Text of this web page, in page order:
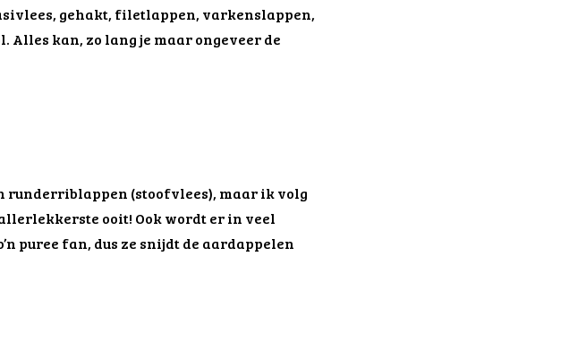
gehakt, filetlappen, varkenslappen,
kan, zo lang je maar ongeveer de
runderriblappen (stoofvlees), maar ik volg
ooit! Ook wordt er in veel
puree fan, dus ze snijdt de aardappelen